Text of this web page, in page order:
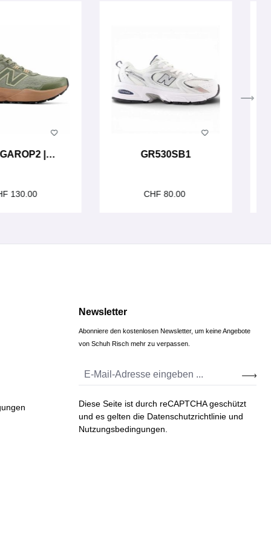
|
130.00
GR530SB1
CHF 80.00
Newsletter
Abonniere den kostenlosen Newsletter, um keine Angebote
von Schuh Risch mehr zu verpassen.
Diese Seite ist durch reCAPTCHA geschützt
und es gelten die Datenschutzrichtlinie und
Nutzungsbedingungen